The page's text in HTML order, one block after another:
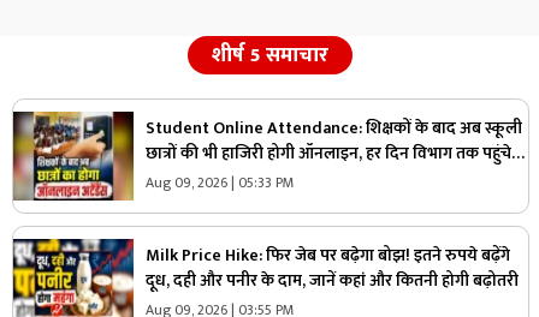
शीर्ष 5 समाचार
Student Online Attendance: शिक्षकों के बाद अब स्कूली
छात्रों की भी हाजिरी होगी ऑनलाइन, हर दिन विभाग तक पहुंचेगी
जानकारी, सभी DEO को आदेश जारी
Aug 09, 2026 | 05:33 PM
Milk Price Hike: फिर जेब पर बढ़ेगा बोझ! इतने रुपये बढ़ेंगे
दूध, दही और पनीर के दाम, जानें कहां और कितनी होगी बढ़ोतरी
Aug 09, 2026 | 03:55 PM